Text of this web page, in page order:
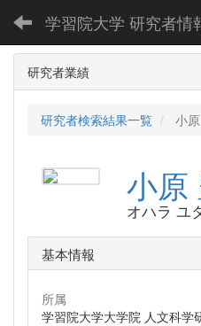
学習院大学 研究者情
研究者業績
研究者検索結果一覧 小
小原
オハラ ユ
基本情報
所属
学習院大学大学院 人文科学